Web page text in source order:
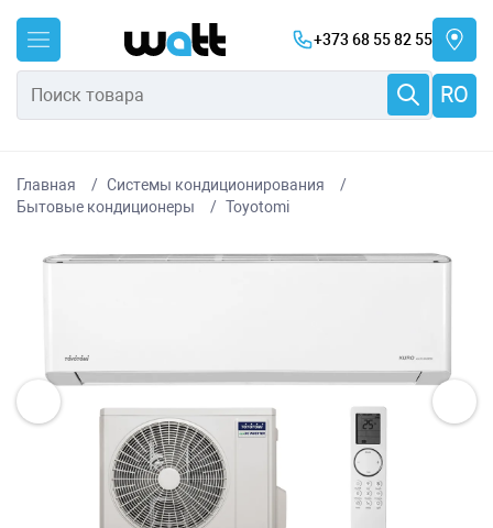
+373 68 55 82 55
RO
Главная
Системы кондиционирования
Бытовые кондиционеры
Toyotomi